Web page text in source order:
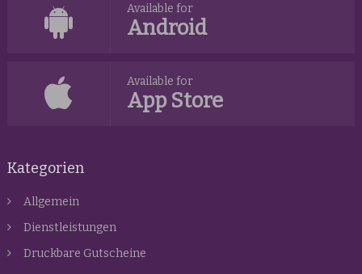
Available for
Android
Available for
App Store
Kategorien
Allgemein
Dienstleistungen
Druckbare Gutscheine